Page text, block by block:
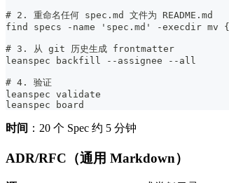
# 2. 重命名任何 spec.md 文件为 README.md
find specs -name 'spec.md' -execdir mv {}
# 3. 从 git 历史生成 frontmatter
leanspec backfill --assignee --all
# 4. 验证
leanspec validate
leanspec board
时间 ：20 个 Spec 约 5 分钟
ADR/RFC（通用 Markdown）